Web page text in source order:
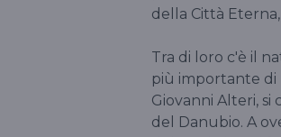
della Città
Tra di loro c'è il
più importante di
Giovanni Alteri,
del Danubio. A